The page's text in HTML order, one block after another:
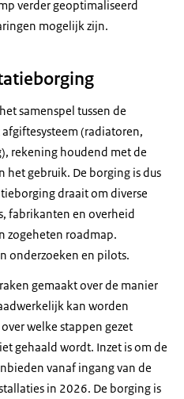
verder geoptimaliseerd
mogelijk zijn.
samenspel tussen de
(radiatoren,
rekening houdend met de
het gebruik. De borging is dus
draait om diverse
fabrikanten en overheid
zogeheten roadmap.
onderzoeken en pilots.
gemaakt over de manier
kan worden
welke stappen gezet
gehaald wordt. Inzet is om de
vanaf ingang van de
in 2026. De borging is